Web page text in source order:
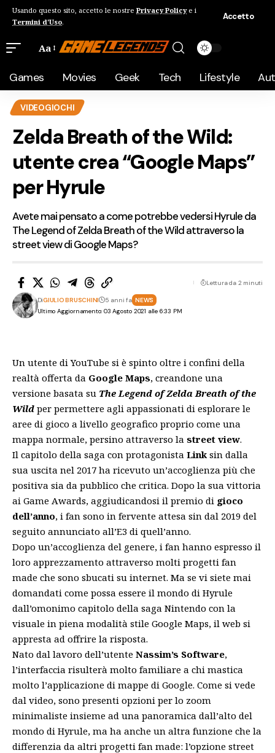
Usando questo sito, accetto le nostre Privacy Policye i
Termini d'Uso.
Accetto
Aa
Games Movies Geek Tech Lifestyle
VIDEOGIOCHI
Zelda Breath of the Wild:
utente crea “Google Maps”
per Hyrule
Avete mai pensato a come potrebbe vedersi Hyrule da
The Legend of Zelda Breath of the Wild attraverso la
street view di Google Maps?
Ultimo Aggiornamento: 03 Agosto 2021 alle 6:33 PM
DiGIULIO BRUSCHINI 5 anni fa NEWS
Lettura da 2 minuti
Un utente di YouTube si è spinto oltre i confini della
realtà offerta da Google Maps, creandone una
versione basata su The Legend of Zelda Breath of the
Wild per permettere agli appassionati di esplorare le
aree di gioco a livello geografico proprio come una
mappa normale, persino attraverso la street view.
Il capitolo della saga con protagonista Linksin dalla
sua uscita nel 2017 ha ricevuto un’accoglienza più che
positiva sia da pubblico che critica. Dopo la sua vittoria
ai Game Awards, aggiudicandosi il premio di gioco
dell’anno, i fan sono in fervente attesa sin dal 2019 del
seguito annunciato all’E3 di quell’anno.
Dopo un’accoglienza del genere, i fan hanno espresso il
loro apprezzamento attraverso molti progetti fan
made che sono sbucati su internet. Ma se vi siete mai
domandati come possa essere il mondo di Hyrule
dall’omonimo capitolo della saga Nintendo con la
visuale in piena modalità stile Google Maps, il web si
appresta ad offrire la risposta.
Nato dal lavoro dell’utente Nassim’s Software,
l’interfaccia risulterà molto familiare a chi mastica
molto l’applicazione di mappe di Google. Come si vede
dal video, sono presenti opzioni per lo zoom
minimaliste insieme ad una panoramica dall’alto del
mondo di Hyrule, ma ha anche un altra funzione che la
differenzia da altri progetti fan made: l’opzione street